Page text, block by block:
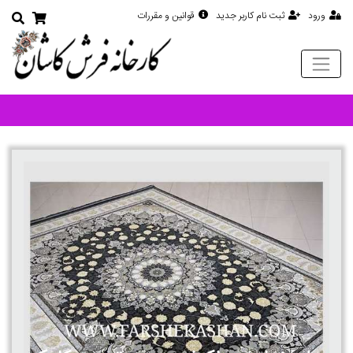
ورود ثبت نام کاربر جدید قوانین و مقررات